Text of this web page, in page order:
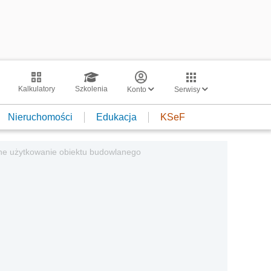
Kalkulatory Szkolenia Konto Serwisy
Nieruchomości Edukacja KSeF
użytkowanie obiektu budowlanego